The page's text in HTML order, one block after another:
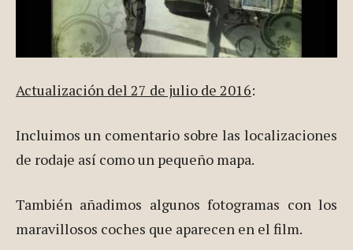
Actualización del 27 de julio de 2016:
Incluimos un comentario sobre las localizaciones
de rodaje así como un pequeño mapa.
También añadimos algunos fotogramas con los
maravillosos coches que aparecen en el film.